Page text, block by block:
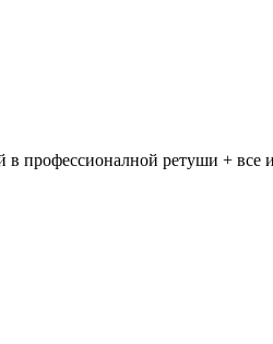
профессионалной ретуши + все